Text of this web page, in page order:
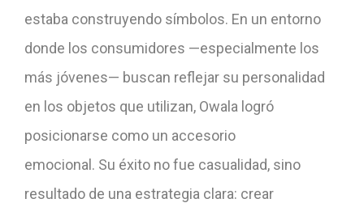
estaba construyendo símbolos. En un entorno
donde los consumidores —especialmente los
más jóvenes— buscan reflejar su personalidad
en los objetos que utilizan, Owala logró
posicionarse como un accesorio
emocional. Su éxito no fue casualidad, sino
resultado de una estrategia clara: crear